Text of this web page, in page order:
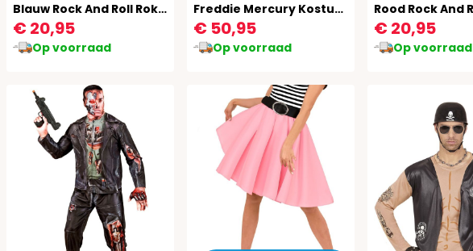
Blauw Rock And Roll Rokje Vrouwen
€ 20,95
Op voorraad
Freddie Mercury Kostuum
€ 50,95
Op voorraad
€ 20,95
Op voorraad